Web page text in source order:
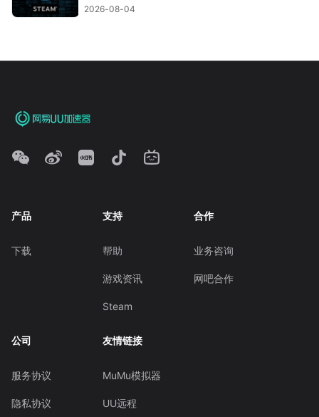
2026-08-04
产品
下载
支持
帮助
游戏资讯
Steam
合作
业务咨询
网吧合作
公司
服务协议
隐私协议
友情链接
MuMu模拟器
UU远程